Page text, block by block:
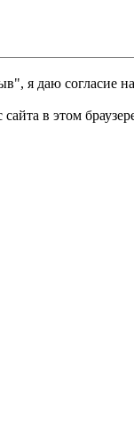
я даю согласие на
в этом